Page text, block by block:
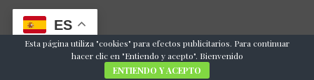
ES
Esta página utiliza "cookies" para efectos publicitarios. Para continuar
hacer clic en "Entiendo y acepto". Bienvenido
ENTIENDO Y ACEPTO